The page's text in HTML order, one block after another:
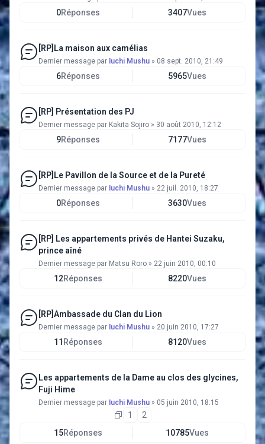
0Réponses 3407Vues
[RP]La maison aux camélias
Dernier message par Iuchi Mushu » 08 sept. 2010, 21:49
6Réponses 5965Vues
[RP] Présentation des PJ
Dernier message par Kakita Sojiro » 30 août 2010, 12:12
9Réponses 7177Vues
[RP]Le Pavillon de la Source et de la Pureté
Dernier message par Iuchi Mushu » 22 juil. 2010, 18:27
0Réponses 3630Vues
[RP] Les appartements privés de Hantei Suzaku,
prince aîné
Dernier message par Matsu Roro » 22 juin 2010, 00:10
12Réponses 8220Vues
[RP]Ambassade du Clan du Lion
Dernier message par Iuchi Mushu » 20 juin 2010, 17:27
11 Réponses 8120Vues
Les appartements de la Dame au clos des glycines,
Fuji Hime
Dernier message par Iuchi Mushu » 05 juin 2010, 18:15
1
2
15Réponses 10785Vues